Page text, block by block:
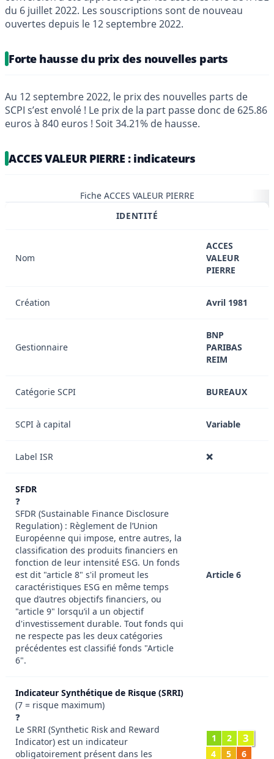
du 6 juillet 2022. Les souscriptions sont de nouveau
ouvertes depuis le 12 septembre 2022.
Forte hausse du prix des nouvelles parts
Au 12 septembre 2022, le prix des nouvelles parts de
SCPI s’est envolé ! Le prix de la part passe donc de 625.86
euros à 840 euros ! Soit 34.21% de hausse.
ACCES VALEUR PIERRE : indicateurs
Fiche ACCES VALEUR PIERRE
IDENTITÉ
Nom
ACCES
VALEUR
PIERRE
Création Avril 1981
Gestionnaire
BNP
PARIBAS
REIM
Catégorie SCPI BUREAUX
SCPI à capital Variable
Label ISR ❌
SFDR
❓
SFDR (Sustainable Finance Disclosure
Regulation) : Règlement de l’Union
Européenne qui impose, entre autres, la
classification des produits financiers en
fonction de leur intensité ESG. Un fonds
est dit "article 8" s'il promeut les
caractéristiques ESG en même temps
que d’autres objectifs financiers, ou
"article 9" lorsqu’il a un objectif
d'investissement durable. Tout fonds qui
ne respecte pas les deux catégories
précédentes est classifié fonds "Article
6".
Article 6
Indicateur Synthétique de Risque (SRRI)
(7 = risque maximum)
❓
Le SRRI (Synthetic Risk and Reward
Indicator) est un indicateur
obligatoirement présent dans les
1 2 3
4 5
6